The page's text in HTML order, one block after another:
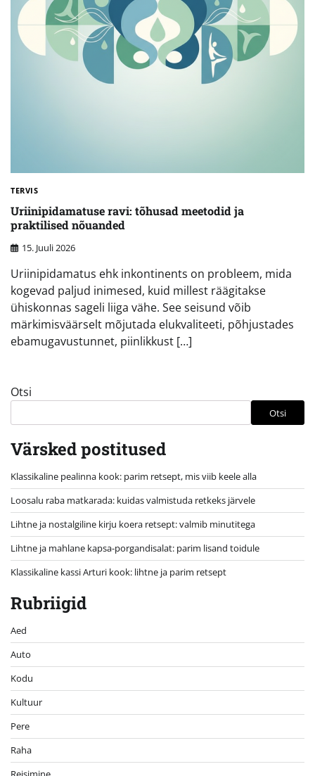
TERVIS
Uriinipidamatuse ravi: tõhusad meetodid ja
praktilised nõuanded
15. Juuli 2026
Uriinipidamatus ehk inkontinents on probleem, mida
kogevad paljud inimesed, kuid millest räägitakse
ühiskonnas sageli liiga vähe. See seisund võib
märkimisväärselt mõjutada elukvaliteeti, põhjustades
ebamugavustunnet, piinlikkust […]
Otsi
Otsi
Värsked postitused
Klassikaline pealinna kook: parim retsept, mis viib keele alla
Loosalu raba matkarada: kuidas valmistuda retkeks järvele
Lihtne ja nostalgiline kirju koera retsept: valmib minutitega
Lihtne ja mahlane kapsa-porgandisalat: parim lisand toidule
Klassikaline kassi Arturi kook: lihtne ja parim retsept
Rubriigid
Aed
Auto
Kodu
Kultuur
Pere
Raha